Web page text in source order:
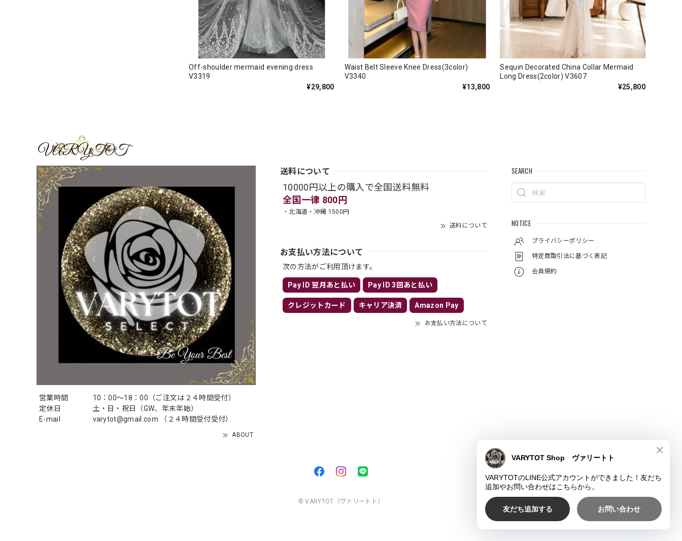
Off-shoulder mermaid evening dress
V3319
¥29,800
Waist Belt Sleeve Knee Dress(3color)
V3340
¥13,800
Sequin Decorated China Collar Mermaid
Long Dress(2color) V3607
¥25,800
営業時間
10：00〜18：00（ご注文は２４時間受付）
定休日
土・日・祝日（GW、年末年始）
E-mail
varytot@gmail.com （２４時間受付受付）
ABOUT
送料について
10000円以上の購入で全国送料無料
全国一律 800円
・北海道・沖縄 1500円
送料について
お支払い方法について
次の方法がご利用頂けます。
Pay ID 翌月あと払い Pay ID 3回あと払い
クレジットカード キャリア決済 Amazon Pay
お支払い方法について
SEARCH
NOTICE
プライバシーポリシー
特定商取引法に基づく表記
会員規約
© VARYTOT（ヴァリートト）